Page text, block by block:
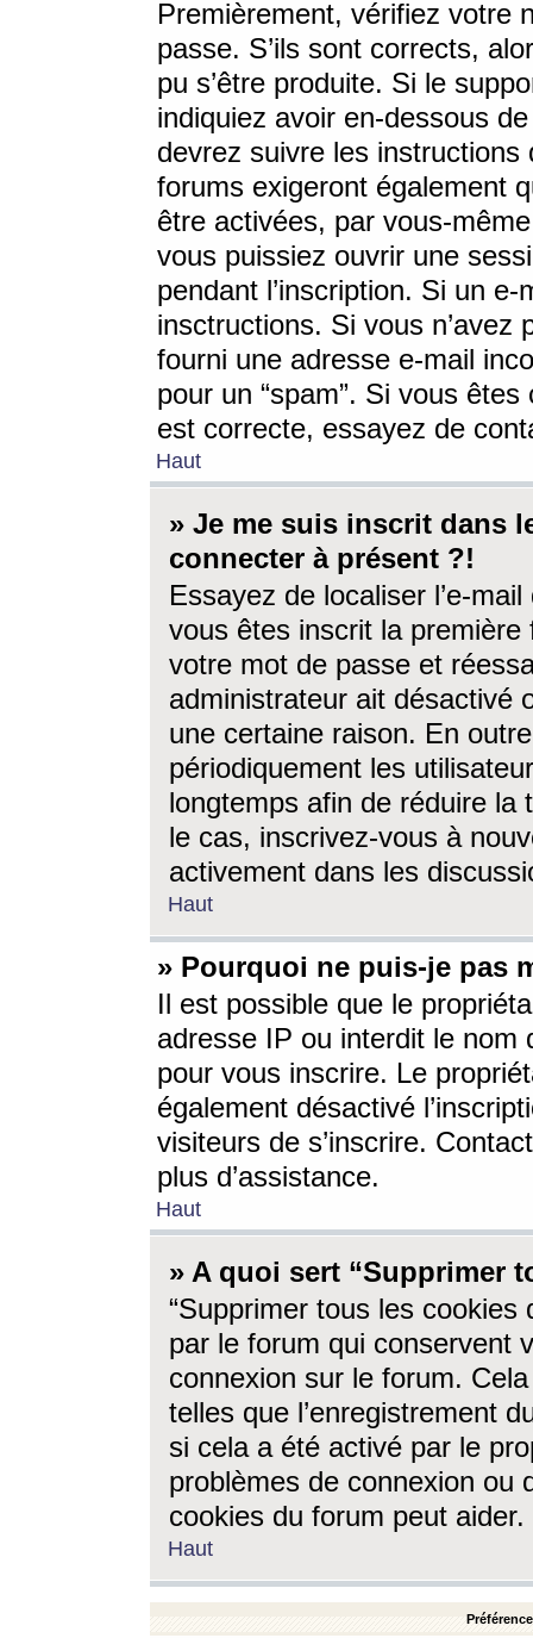
Premièrement, vérifiez votre
passe. S’ils sont corrects,
pu s’être produite. Si le
indiquiez avoir en-dessous
devrez suivre les
forums exigeront également
être activées, par vous-
vous puissiez ouvrir une
pendant l’inscription. Si un
insctructions. Si vous n’avez
fourni une adresse e-mail
pour un “spam”. Si vous
est correcte, essayez de
Haut
» Je me suis inscrit dans
connecter à présent ?!
Essayez de localiser l’e-
vous êtes inscrit la première
votre mot de passe et
administrateur ait désactivé
une certaine raison. En
périodiquement les
longtemps afin de réduire la
le cas, inscrivez-vous à
activement dans les
Haut
» Pourquoi ne puis-je pas
Il est possible que le
adresse IP ou interdit le nom
pour vous inscrire. Le
également désactivé
visiteurs de s’inscrire.
plus d’assistance.
Haut
» A quoi sert “Supprimer
“Supprimer tous les cookies
par le forum qui conservent
connexion sur le forum.
telles que l’enregistrement
si cela a été activé par le
problèmes de connexion ou
cookies du forum peut aider.
Haut